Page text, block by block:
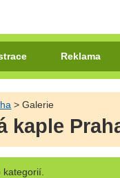
Reklama
> Galerie
kaple